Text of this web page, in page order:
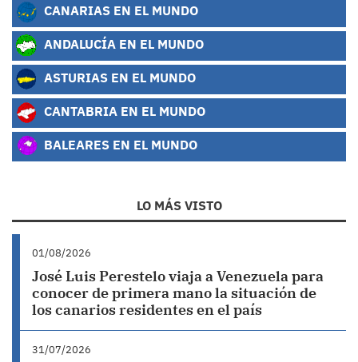
CANARIAS EN EL MUNDO
ANDALUCÍA EN EL MUNDO
ASTURIAS EN EL MUNDO
CANTABRIA EN EL MUNDO
BALEARES EN EL MUNDO
LO MÁS VISTO
01/08/2026
José Luis Perestelo viaja a Venezuela para
conocer de primera mano la situación de
los canarios residentes en el país
31/07/2026